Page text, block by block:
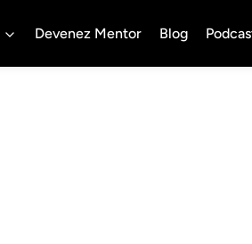
Devenez Mentor Blog